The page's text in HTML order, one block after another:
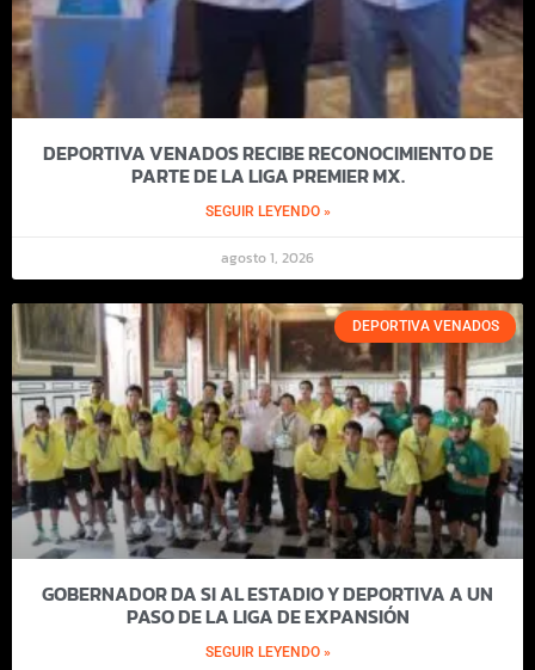
DEPORTIVA VENADOS RECIBE RECONOCIMIENTO DE
PARTE DE LA LIGA PREMIER MX.
SEGUIR LEYENDO »
agosto 1, 2026
DEPORTIVA VENADOS
GOBERNADOR DA SI AL ESTADIO Y DEPORTIVA A UN
PASO DE LA LIGA DE EXPANSIÓN
SEGUIR LEYENDO »